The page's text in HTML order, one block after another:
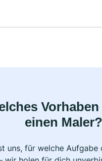
einen Maler?
uns, für welche Aufgabe